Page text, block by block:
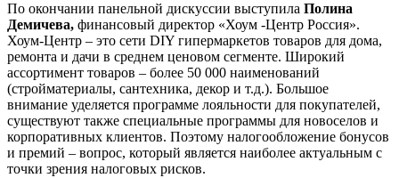
По окончании панельной дискуссии выступила Полина
Демичева, финансовый директор «Хоум -Центр Россия».
Хоум-Центр – это сети DIY гипермаркетов товаров для дома,
ремонта и дачи в среднем ценовом сегменте. Широкий
ассортимент товаров – более 50 000 наименований
(стройматериалы, сантехника, декор и т.д.). Большое
внимание уделяется программе лояльности для покупателей,
существуют также специальные программы для новоселов и
корпоративных клиентов. Поэтому налогообложение бонусов
и премий – вопрос, который является наиболее актуальным с
точки зрения налоговых рисков.